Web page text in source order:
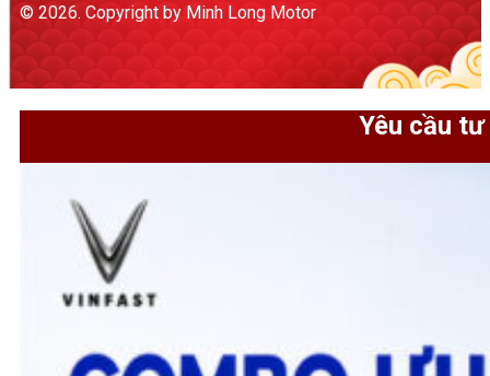
© 2026. Copyright by Minh Long Motor
Yêu cầu